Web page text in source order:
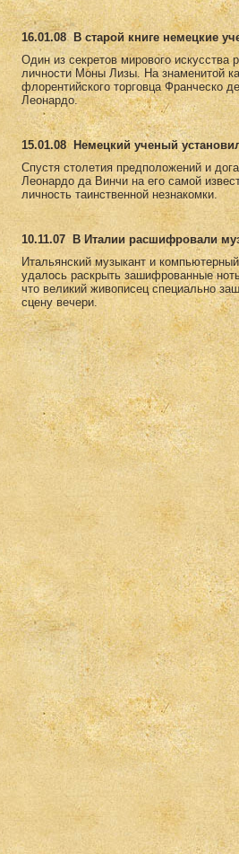
16.01.08
В старой книге немецкие
Один из секретов мирового искусства
личности Моны Лизы. На знаменитой
флорентийского торговца Франческо
Леонардо.
15.01.08 Немецкий ученый
Спустя столетия предположений и
Леонардо да Винчи на его самой
личность таинственной незнакомки.
10.11.07
В Италии расшифровали
Итальянский музыкант и
удалось раскрыть зашифрованные
что великий живописец специально
сцену вечери.